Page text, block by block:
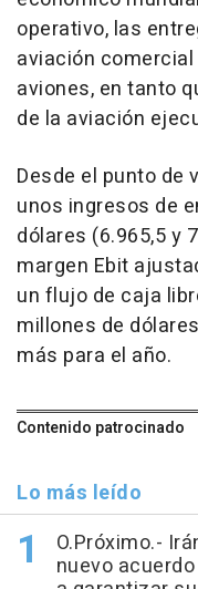
operativo, las
aviación
aviones, en tanto
de la aviación
Desde el punto de
unos ingresos de
dólares (6.965,5 y
margen Ebit
un flujo de caja
millones de
más para el año.
Contenido patrocinado
Lo más leído
O.Próximo.-
nuevo